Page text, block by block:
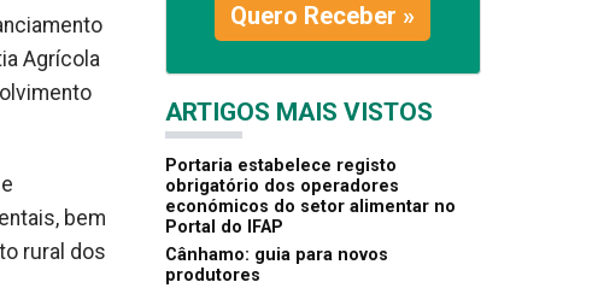
Agrícola
bem
rural dos
Quero Receber »
ARTIGOS MAIS VISTOS
Portaria estabelece registo
obrigatório dos operadores
económicos do setor alimentar no
Portal do IFAP
Cânhamo: guia para novos
produtores